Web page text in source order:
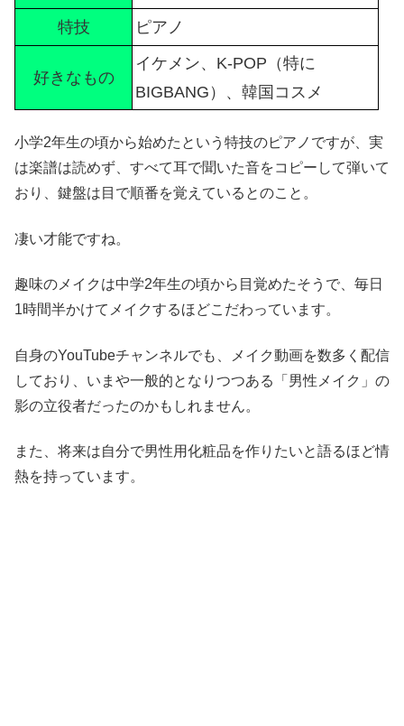
特技 ピアノ
好きなもの
イケメン、K-POP（特に
BIGBANG）、韓国コスメ
小学2年生の頃から始めたという特技のピアノですが、実
は楽譜は読めず、すべて耳で聞いた音をコピーして弾いて
おり、鍵盤は目で順番を覚えているとのこと。
凄い才能ですね。
趣味のメイクは中学2年生の頃から目覚めたそうで、毎日
1時間半かけてメイクするほどこだわっています。
自身のYouTubeチャンネルでも、メイク動画を数多く配信
しており、いまや一般的となりつつある「男性メイク」の
影の立役者だったのかもしれません。
また、将来は自分で男性用化粧品を作りたいと語るほど情
熱を持っています。